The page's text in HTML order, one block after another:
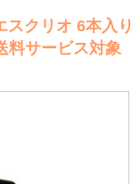
スクリオ 6本入り
サービス対象